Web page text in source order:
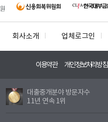
회사소개 업체로그인
이용약관 개인정보처리방침
대출중개분야 방문자수
11년 연속 1위